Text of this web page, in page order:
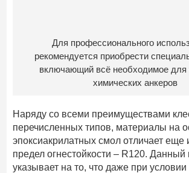
Для профессионального
рекомендуется приобрести
включающий всё необходимое для
химических анкеров
Наряду со всеми преимуществами
перечисленных типов, материалы на
эпоксиакрилатных смол отличает еще
предел огнестойкости – R120. Данный
указывает на то, что даже при